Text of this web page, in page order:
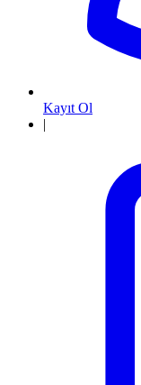
Kayıt Ol
|